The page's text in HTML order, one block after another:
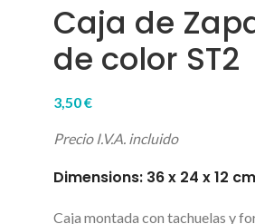
Caja de
de color ST2
3,50€
Precio I.V.A. incluido
Dimensions: 36 x 24 x 12 cm
Caja montada con tachuelas y